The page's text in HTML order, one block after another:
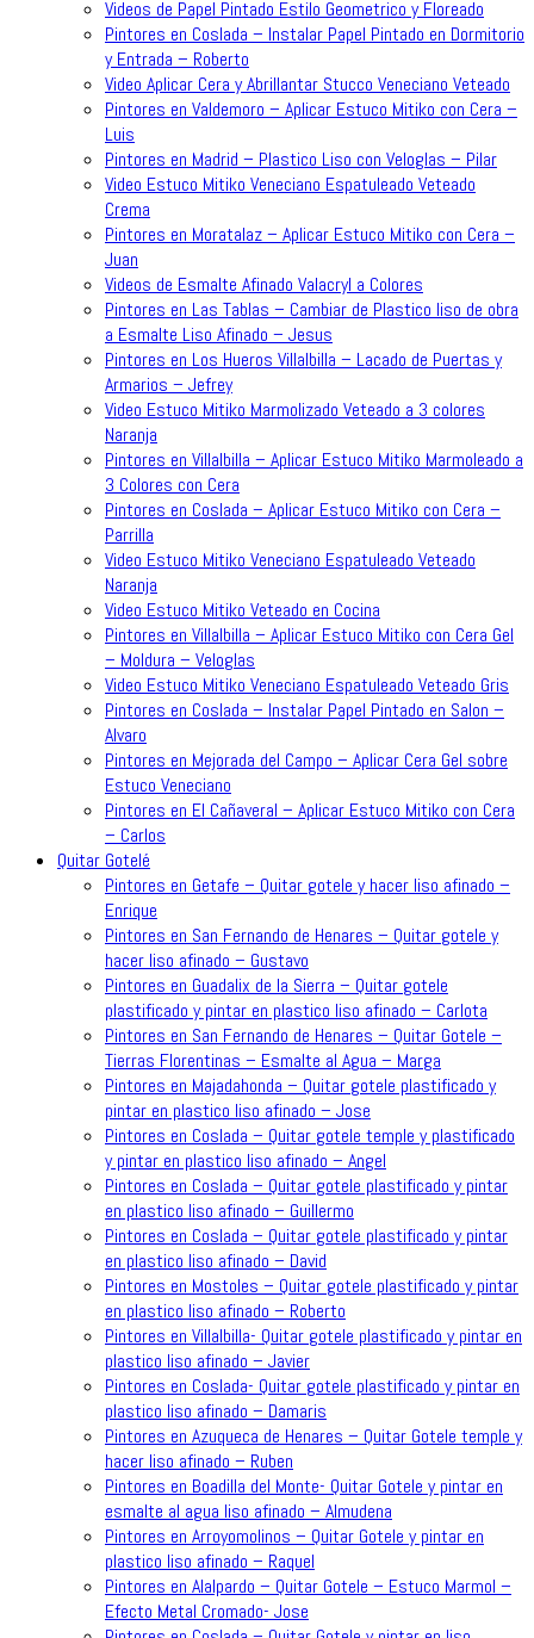
Videos de Papel Pintado Estilo Geometrico y Floreado
Pintores en Coslada – Instalar Papel Pintado en Dormitorio
y Entrada – Roberto
Video Aplicar Cera y Abrillantar Stucco Veneciano Veteado
Pintores en Valdemoro – Aplicar Estuco Mitiko con Cera –
Luis
Pintores en Madrid – Plastico Liso con Veloglas – Pilar
Video Estuco Mitiko Veneciano Espatuleado Veteado
Crema
Pintores en Moratalaz – Aplicar Estuco Mitiko con Cera –
Juan
Videos de Esmalte Afinado Valacryl a Colores
Pintores en Las Tablas – Cambiar de Plastico liso de obra
a Esmalte Liso Afinado – Jesus
Pintores en Los Hueros Villalbilla – Lacado de Puertas y
Armarios – Jefrey
Video Estuco Mitiko Marmolizado Veteado a 3 colores
Naranja
Pintores en Villalbilla – Aplicar Estuco Mitiko Marmoleado a
3 Colores con Cera
Pintores en Coslada – Aplicar Estuco Mitiko con Cera –
Parrilla
Video Estuco Mitiko Veneciano Espatuleado Veteado
Naranja
Video Estuco Mitiko Veteado en Cocina
Pintores en Villalbilla – Aplicar Estuco Mitiko con Cera Gel
– Moldura – Veloglas
Video Estuco Mitiko Veneciano Espatuleado Veteado Gris
Pintores en Coslada – Instalar Papel Pintado en Salon –
Alvaro
Pintores en Mejorada del Campo – Aplicar Cera Gel sobre
Estuco Veneciano
Pintores en El Cañaveral – Aplicar Estuco Mitiko con Cera
– Carlos
Quitar Gotelé
Pintores en Getafe – Quitar gotele y hacer liso afinado –
Enrique
Pintores en San Fernando de Henares – Quitar gotele y
hacer liso afinado – Gustavo
Pintores en Guadalix de la Sierra – Quitar gotele
plastificado y pintar en plastico liso afinado – Carlota
Pintores en San Fernando de Henares – Quitar Gotele –
Tierras Florentinas – Esmalte al Agua – Marga
Pintores en Majadahonda – Quitar gotele plastificado y
pintar en plastico liso afinado – Jose
Pintores en Coslada – Quitar gotele temple y plastificado
y pintar en plastico liso afinado – Angel
Pintores en Coslada – Quitar gotele plastificado y pintar
en plastico liso afinado – Guillermo
Pintores en Coslada – Quitar gotele plastificado y pintar
en plastico liso afinado – David
Pintores en Mostoles – Quitar gotele plastificado y pintar
en plastico liso afinado – Roberto
Pintores en Villalbilla- Quitar gotele plastificado y pintar en
plastico liso afinado – Javier
Pintores en Coslada- Quitar gotele plastificado y pintar en
plastico liso afinado – Damaris
Pintores en Azuqueca de Henares – Quitar Gotele temple y
hacer liso afinado – Ruben
Pintores en Boadilla del Monte- Quitar Gotele y pintar en
esmalte al agua liso afinado – Almudena
Pintores en Arroyomolinos – Quitar Gotele y pintar en
plastico liso afinado – Raquel
Pintores en Alalpardo – Quitar Gotele – Estuco Marmol –
Efecto Metal Cromado- Jose